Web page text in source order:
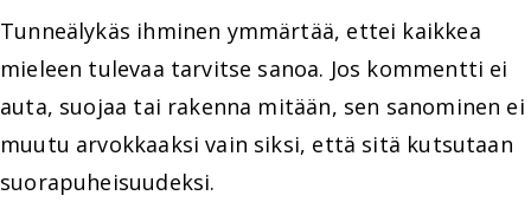
Tunneälykäs ihminen ymmärtää, ettei kaikkea
mieleen tulevaa tarvitse sanoa. Jos kommentti ei
auta, suojaa tai rakenna mitään, sen sanominen ei
muutu arvokkaaksi vain siksi, että sitä kutsutaan
suorapuheisuudeksi.